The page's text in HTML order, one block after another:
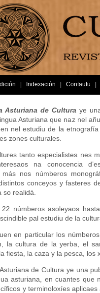
Indexación Contautu
Asturiana de Cultura ye
Asturiana que naz nel
nel estudiu de la etnografía
zones culturales.
tanto especialistes nes
na conocencia
más nos númberos
conceyos y fasteres
realidá.
númberos asoleyaos
pal estudiu de la
en particular los
la cultura de la yerba, el
fiesta, la caza y la pesca, los
de Cultura ye una
asturiana, en cuantes que
y terminoloxíes